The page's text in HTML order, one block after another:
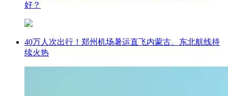
好？
40万人次出行！郑州机场暑运直飞内蒙古、东北航线持
续火热